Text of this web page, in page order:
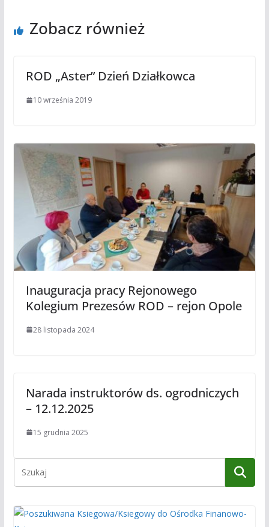
Zobacz również
ROD „Aster” Dzień Działkowca
10 września 2019
Inauguracja pracy Rejonowego
Kolegium Prezesów ROD – rejon Opole
28 listopada 2024
Narada instruktorów ds. ogrodniczych
– 12.12.2025
15 grudnia 2025